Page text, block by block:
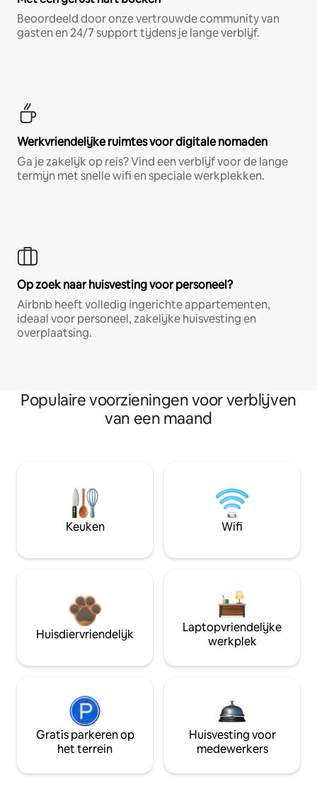
Beoordeeld door onze vertrouwde community van
gasten en 24/7 support tijdens je lange verblijf.
Werkvriendelijke ruimtes voor digitale nomaden
Ga je zakelijk op reis? Vind een verblijf voor de lange
termijn met snelle wifi en speciale werkplekken.
Op zoek naar huisvesting voor personeel?
Airbnb heeft volledig ingerichte appartementen,
ideaal voor personeel, zakelijke huisvesting en
overplaatsing.
Populaire voorzieningen voor verblijven
van een maand
Keuken Wifi
Huisdiervriendelijk
Laptopvriendelijke
werkplek
Gratis parkeren op
het terrein
Huisvesting voor
medewerkers